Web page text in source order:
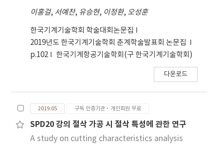
이홍걸, 서예찬, 유승현, 이정환, 오성훈
한국기계기술학회 학술대회논문집
2019년도 한국기계기술학회 춘계학술발표회 논문집
p.102
한국기계항공기술학회(구 한국기계기술학회)
다운로드
2019.05 구독 인증기관·개인회원 무료
SPD20 강의 절삭 가공 시 절삭 특성에 관한 연구
A study on cutting characteristics analysis